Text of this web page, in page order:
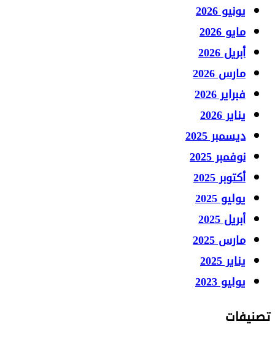
يونيو 2026
مايو 2026
أبريل 2026
مارس 2026
فبراير 2026
يناير 2026
ديسمبر 2025
نوفمبر 2025
أكتوبر 2025
يوليو 2025
أبريل 2025
مارس 2025
يناير 2025
يوليو 2023
تصنيفات